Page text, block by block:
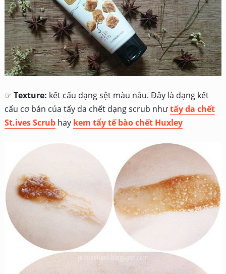
☞ Texture: kết cấu dạng sệt màu nâu. Đây là dạng kết
cấu cơ bản của tẩy da chết dạng scrub nhưtẩy da chết
St.ives Scrubhay kem tẩy tế bào chết Huxley